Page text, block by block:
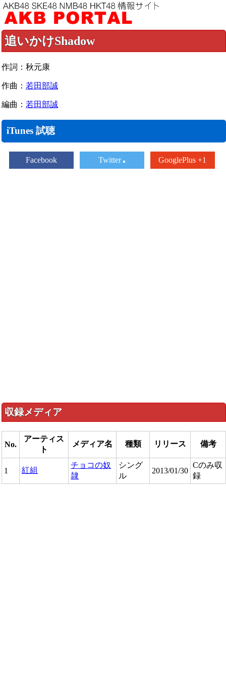
追いかけShadow
作詞：秋元康
作曲： 若田部誠
編曲： 若田部誠
iTunes 試聴
Facebook Twitter GooglePlus +1
収録メディア
No.
アーティス
ト
メディア名 種類 リリース 備考
1 紅組
チョコの奴
隷
シング
ル
2013/01/30
Cのみ収
録